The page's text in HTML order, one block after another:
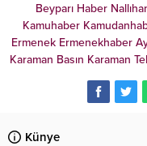
Beyparı Haber
Kamuhaber
Ermenek Ermenekhaber
Karaman Basın Karaman
Künye